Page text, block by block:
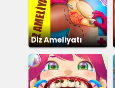
Diz Ameliyatı